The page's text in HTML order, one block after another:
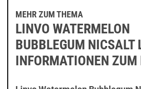
MEHR ZUM THEMA
LINVO WATERMELON
BUBBLEGUM NICSALT
INFORMATIONEN ZUM